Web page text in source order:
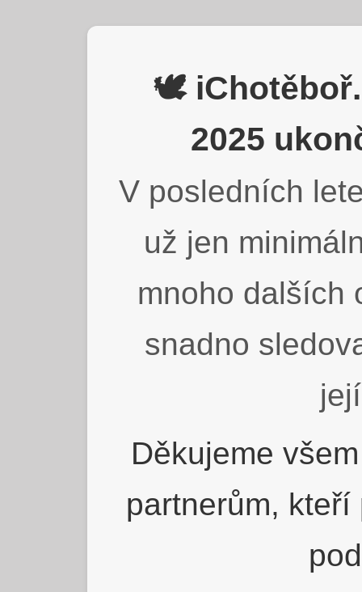
🕊️
2025
V posledních
už jen
mnoho dalších
snadno
Děkujeme
partnerům,